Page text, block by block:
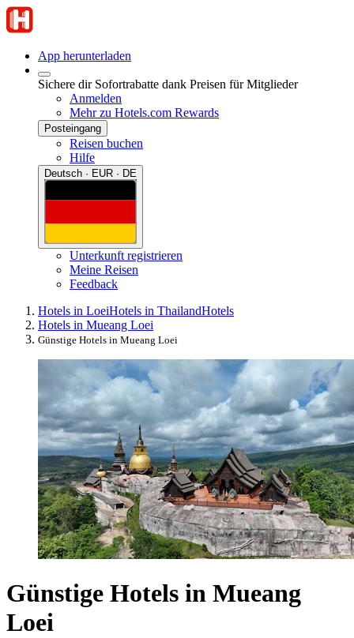
App herunterladen
Sichere dir Sofortrabatte dank Preisen für Mitglieder
Anmelden
Mehr zu Hotels.com Rewards
Posteingang
Reisen buchen
Hilfe
Deutsch · EUR · DE
Unterkunft registrieren
Meine Reisen
Feedback
Hotels in LoeiHotels in ThailandHotels
Hotels in Mueang Loei
Günstige Hotels in Mueang Loei
Günstige Hotels in Mueang
Loei